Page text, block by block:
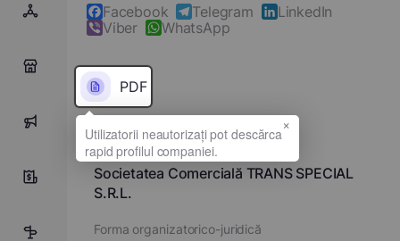
0
6
Facebook Telegram
LinkedIn
Viber
WhatsApp
PDF
Denumirea completă
Societatea Comercială TRANS SPECIAL
S.R.L.
Forma organizatorico-juridică
×